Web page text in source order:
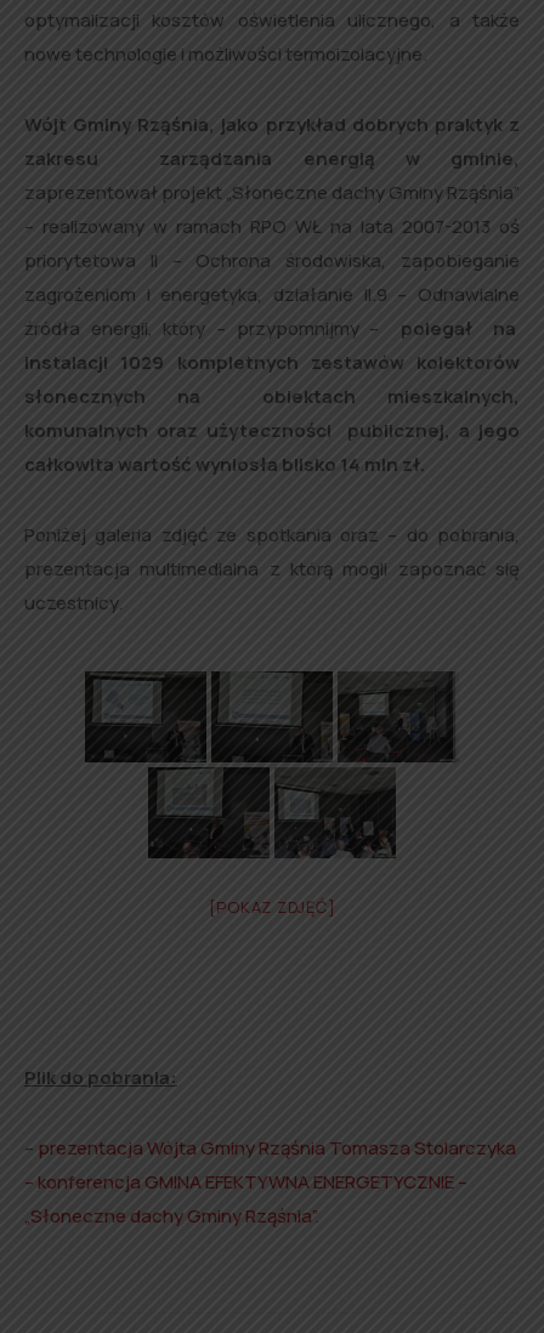
optymalizacji kosztów oświetlenia ulicznego, a także
nowe technologie i możliwości termoizolacyjne.
Wójt Gminy Rząśnia, jako przykład dobrych praktyk z
zakresu zarządzania energią w gminie,
zaprezentował projekt „Słoneczne dachy Gminy Rząśnia”
– realizowany w ramach RPO WŁ na lata 2007-2013 oś
priorytetowa II – Ochrona środowiska, zapobieganie
zagrożeniom i energetyka, działanie II.9 – Odnawialne
źródła energii, który – przypomnijmy – polegał na
instalacji 1029 kompletnych zestawów kolektorów
słonecznych na obiektach mieszkalnych,
komunalnych oraz użyteczności publicznej, a jego
całkowita wartość wyniosła blisko 14 mln zł.
Poniżej galeria zdjęć ze spotkania oraz – do pobrania,
prezentacja multimedialna z którą mogli zapoznać się
uczestnicy.
[POKAZ ZDJĘĆ]
Plik do pobrania:
– prezentacja Wójta Gminy Rząśnia Tomasza Stolarczyka
– konferencja GMINA EFEKTYWNA ENERGETYCZNIE –
„Słoneczne dachy Gminy Rząśnia”.